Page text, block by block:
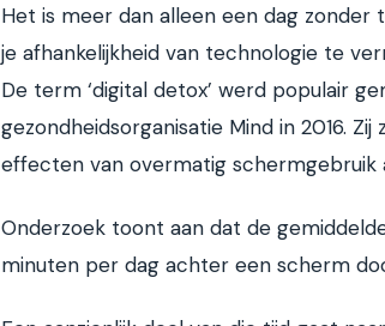
Het is meer dan alleen een dag
je afhankelijkheid van technologie te
De term ‘digital detox’ werd populair
gezondheidsorganisatie Mind in 2016.
effecten van overmatig schermgebruik
Onderzoek toont aan dat de
minuten per dag achter een scherm